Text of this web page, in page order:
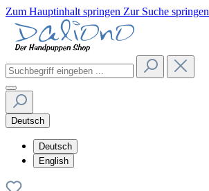
Zum Hauptinhalt springen Zur Suche springen
Deutsch
Deutsch
English